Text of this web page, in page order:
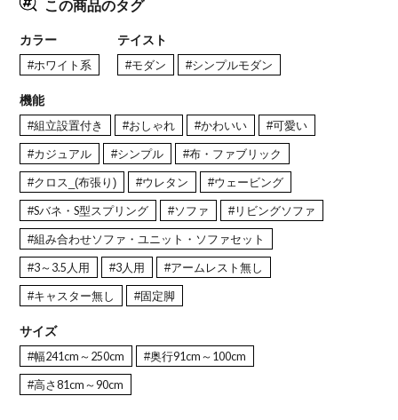
この商品のタグ
カラー
#ホワイト系
テイスト
#モダン #シンプルモダン
機能
#組立設置付き #おしゃれ #かわいい #可愛い
#カジュアル #シンプル #布・ファブリック
#クロス_(布張り) #ウレタン #ウェービング
#Sバネ・S型スプリング #ソファ #リビングソファ
#組み合わせソファ・ユニット・ソファセット
#3～3.5人用 #3人用 #アームレスト無し
#キャスター無し #固定脚
サイズ
#幅241cm～250cm #奥行91cm～100cm
#高さ81cm～90cm